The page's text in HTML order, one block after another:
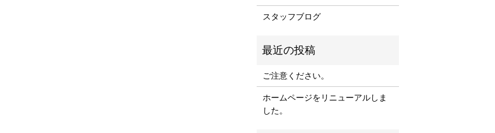
スタッフブログ
ご注意ください。
ホームページをリニューアルしま
した。